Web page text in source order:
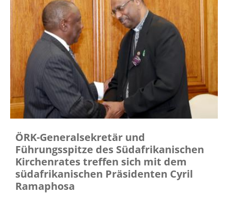
ÖRK-Generalsekretär und
Führungsspitze des Südafrikanischen
Kirchenrates treffen sich mit dem
südafrikanischen Präsidenten Cyril
Ramaphosa